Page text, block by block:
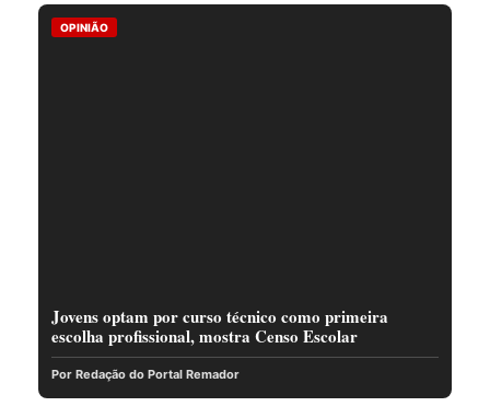
OPINIÃO
Jovens optam por curso técnico como primeira
escolha profissional, mostra Censo Escolar
Por Redação do Portal Remador